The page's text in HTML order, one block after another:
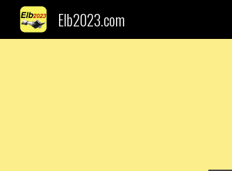
Elb2023.com